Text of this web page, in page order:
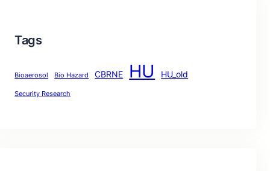
Tags
Bioaerosol Bio Hazard CBRNE HU HU_old
Security Research